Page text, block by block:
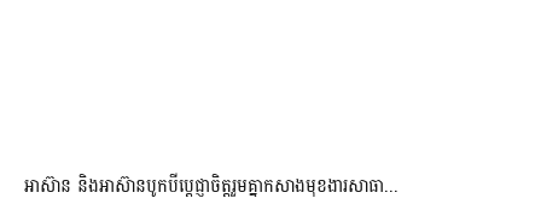
អាស៊ាន និងអាស៊ានបូកបីប្តេជ្ញាចិត្តរួមគ្នាកសាងមុខងារសាធា...